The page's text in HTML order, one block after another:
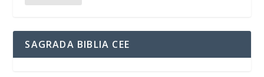
SAGRADA BIBLIA CEE